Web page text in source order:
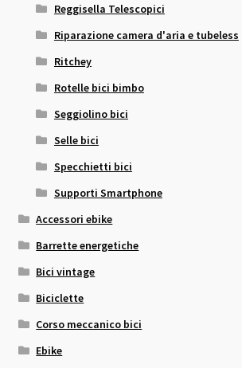
Reggisella Telescopici
Riparazione camera d'aria e tubeless
Ritchey
Rotelle bici bimbo
Seggiolino bici
Selle bici
Specchietti bici
Supporti Smartphone
Accessori ebike
Barrette energetiche
Bici vintage
Biciclette
Corso meccanico bici
Ebike